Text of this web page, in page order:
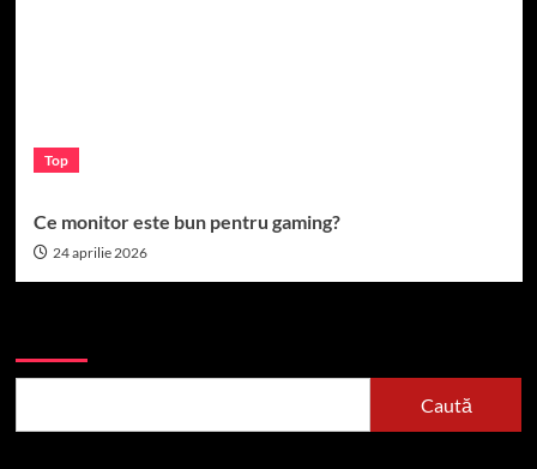
Top
Ce monitor este bun pentru gaming?
24 aprilie 2026
Caută